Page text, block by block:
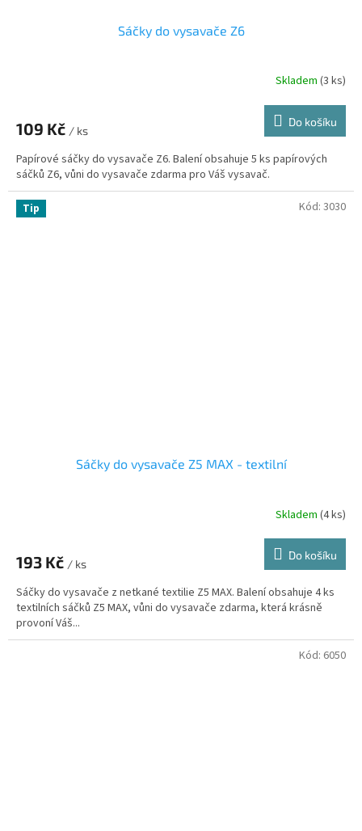
Sáčky do vysavače Z6
Skladem (3 ks)
109 Kč / ks
Do košíku
Papírové sáčky do vysavače Z6. Balení obsahuje 5 ks papírových
sáčků Z6, vůni do vysavače zdarma pro Váš vysavač.
Tip
Sáčky do vysavače Z5 MAX - textilní
Skladem (4 ks)
193 Kč / ks
Do košíku
Sáčky do vysavače z netkané textilie Z5 MAX. Balení obsahuje 4 ks
textilních sáčků Z5 MAX, vůni do vysavače zdarma, která krásně
provoní Váš...
Kód: 3030
Kód: 6050